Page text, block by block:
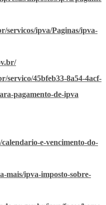
servicos/ipva/Paginas/ipva-
servico/45bfeb33-8a54-4acf-
pagamento-de-ipva
e-vencimento-do-
mais/ipva-imposto-sobre-